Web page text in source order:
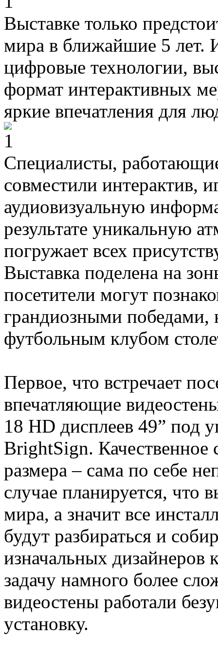
Выставке только
мира в ближайшие 5 лет.
цифровые технологии,
формат интерактивных
яркие впечатления для
Специалисты,
совместили интерактив,
аудиовизуальную
результате уникальную
погружает всех
Выставка поделена на
посетители могут
грандиозными победами,
футбольным клубом
Первое, что встречает
впечатляющие
18 HD дисплеев 49” под
BrightSign. Качественное
размера – сама по себе
случае планируется, что
мира, а значит все
будут разбираться и
изначальных дизайнеров
задачу намного более
видеостены работали
установку.